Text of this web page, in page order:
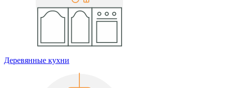
Деревянные кухни